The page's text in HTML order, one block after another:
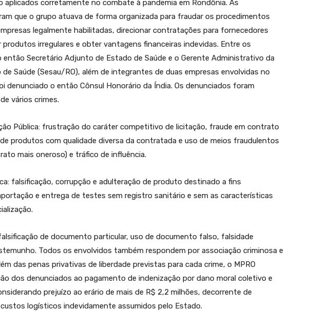
aplicados corretamente no combate à pandemia em Rondônia. As
que o grupo atuava de forma organizada para fraudar os procedimentos
legalmente habilitadas, direcionar contratações para fornecedores
irregulares e obter vantagens financeiras indevidas. Entre os
então Secretário Adjunto de Estado de Saúde e o Gerente Administrativo da
Saúde (Sesau/RO), além de integrantes de duas empresas envolvidas no
denunciado o então Cônsul Honorário da Índia. Os denunciados foram
vários crimes.
Pública: frustração do caráter competitivo de licitação, fraude em contrato
produtos com qualidade diversa da contratada e uso de meios fraudulentos
mais oneroso) e tráfico de influência.
falsificação, corrupção e adulteração de produto destinado a fins
e entrega de testes sem registro sanitário e sem as características
de documento particular, uso de documento falso, falsidade
Todos os envolvidos também respondem por associação criminosa e
das penas privativas de liberdade previstas para cada crime, o MPRO
dos denunciados ao pagamento de indenização por dano moral coletivo e
prejuízo ao erário de mais de R$ 2,2 milhões, decorrente de
logísticos indevidamente assumidos pelo Estado.